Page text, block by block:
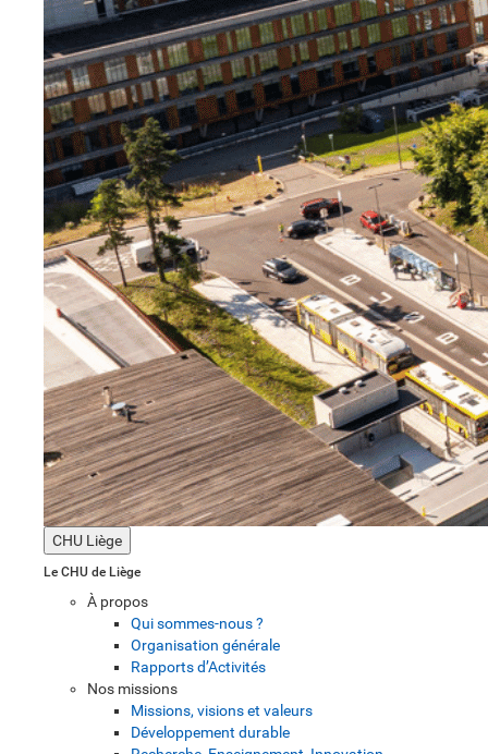
CHU Liège
Le CHU de Liège
À propos
Qui sommes-nous ?
Organisation générale
Rapports d’Activités
Nos missions
Missions, visions et valeurs
Développement durable